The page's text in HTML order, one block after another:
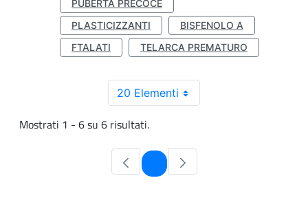
PUBERTÀ PRECOCE
PLASTICIZZANTI
BISFENOLO A
FTALATI
TELARCA PREMATURO
20 Elementi
Mostrati 1 - 6 su 6 risultati.
Pagina